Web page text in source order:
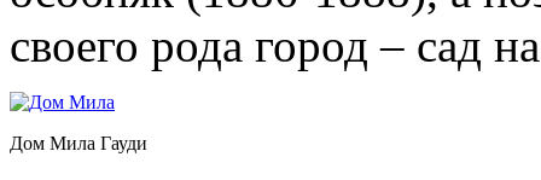
своего рода город – сад
Дом Мила Гауди